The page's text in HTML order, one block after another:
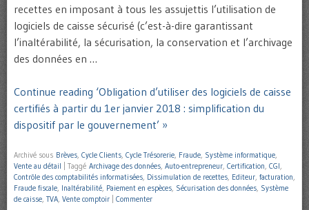
recettes en imposant à tous les assujettis l’utilisation de
logiciels de caisse sécurisé (c’est-à-dire garantissant
l’inaltérabilité, la sécurisation, la conservation et l’archivage
des données en …
Continue reading ‘Obligation d’utiliser des logiciels de caisse
certifiés à partir du 1er janvier 2018 : simplification du
dispositif par le gouvernement’ »
Archivé sous Brèves Cycle Clients Cycle Trésorerie Fraude Système informatique
Vente au détail
Taggé Archivage des données Auto-entrepreneur Certification CGI
Contrôle des comptabilités informatisées Dissimulation de recettes Editeur facturation
Fraude fiscale Inaltérabilité Paiement en espèces Sécurisation des données Système
de caisse TVA Vente comptoir Commenter